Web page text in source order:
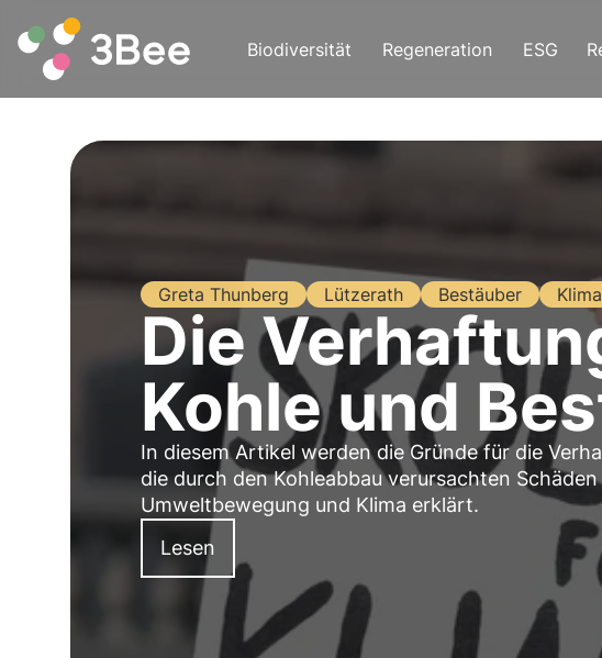
Biodiversität Regeneration ESG
Greta Thunberg Lützerath Bestäuber
Die
Kohle und
In diesem Artikel werden die Gründe für die
die durch den Kohleabbau verursachten
Umweltbewegung und Klima erklärt.
Lesen